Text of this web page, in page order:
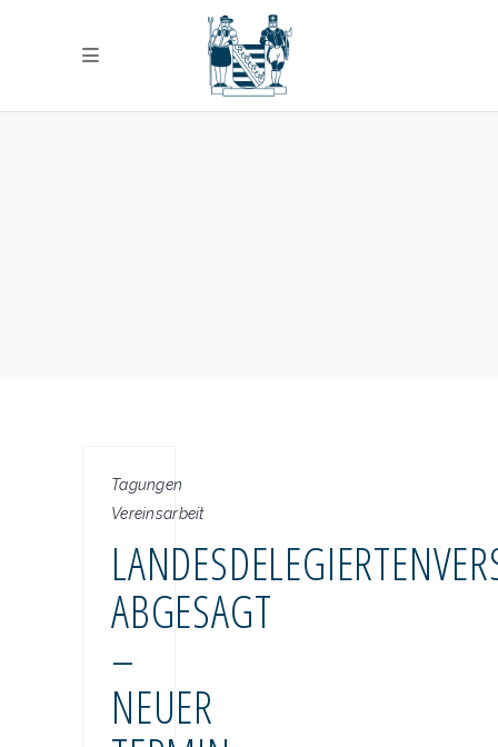
Tagungen
Vereinsarbeit
ABGESAGT
–
NEUER